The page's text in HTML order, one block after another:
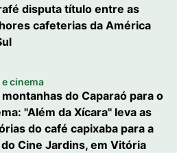
disputa título entre as
cafeterias da América
e cinema
montanhas do Caparaó para o
"Além da Xícara" leva as
do café capixaba para a
Cine Jardins, em Vitória